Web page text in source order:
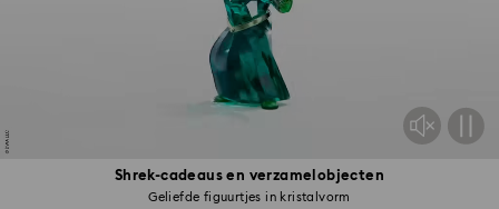
Shrek-cadeaus en verzamelobjecten
Geliefde figuurtjes in kristalvorm